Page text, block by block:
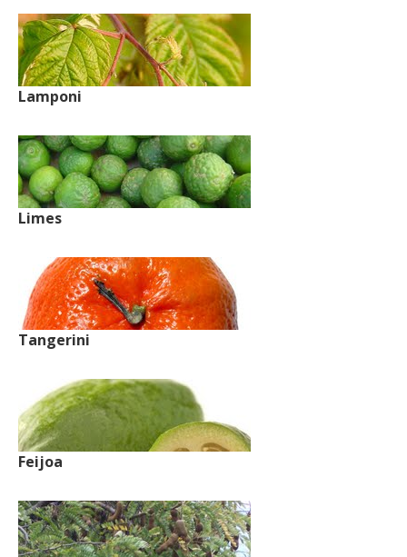
Lamponi
Limes
Tangerini
Feijoa